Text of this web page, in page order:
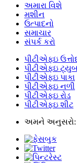
અમારા વિશે
મશીન
ઉત્પાદનો
સમાચાર
સંપર્ક કરો
પીટીએફઇ
પીટીએફઇ ટ્યુબ
પીટીએફઇ પાકા
પીટીએફઇ નળી
પીટીએફઇ રોડ
પીટીએફઇ શીટ
અમને અનુસરો: